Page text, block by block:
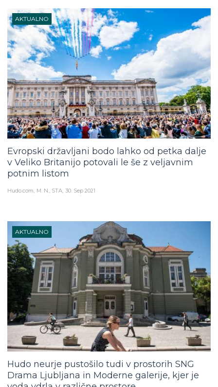
AKTUALNO
Evropski državljani bodo lahko od petka dalje
v Veliko Britanijo potovali le še z veljavnim
potnim listom
Hudo.com M. N., STA 30. Sep 2021
AKTUALNO
Hudo neurje pustošilo tudi v prostorih SNG
Drama Ljubljana in Moderne galerije, kjer je